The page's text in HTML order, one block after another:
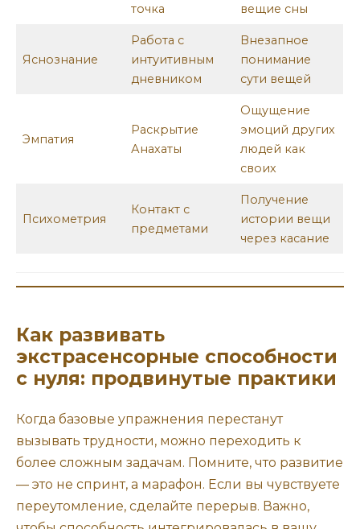
точка
вещие сны
Яснознание
Работа с
интуитивным
дневником
Внезапное
понимание
сути вещей
Эмпатия
Раскрытие
Анахаты
Ощущение
эмоций других
людей как
своих
Психометрия
Контакт с
предметами
Получение
истории вещи
через касание
Как развивать
экстрасенсорные способности
с нуля: продвинутые практики
Когда базовые упражнения перестанут
вызывать трудности, можно переходить к
более сложным задачам. Помните, что развитие
— это не спринт, а марафон. Если вы чувствуете
переутомление, сделайте перерыв. Важно,